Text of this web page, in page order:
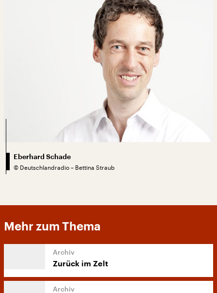
Eberhard Schade
© Deutschlandradio – Bettina Straub
Mehr zum Thema
Zurück im Zelt